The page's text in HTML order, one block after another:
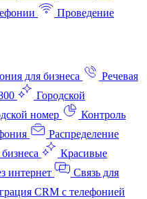
Проведение
для бизнеса
Речевая
Городской
номер
Контроль
Распределение
Красивые
интернет
Связь для
CRM с телефонией